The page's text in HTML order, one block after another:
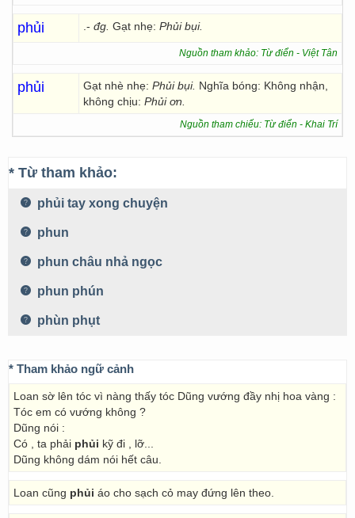
phủi .- đg. Gạt nhẹ: Phủi bụi.
Nguồn tham khảo: Từ điển - Việt Tân
phủi Gạt nhè nhẹ: Phủi bụi. Nghĩa bóng: Không nhận,
không chịu: Phủi ơn.
Nguồn tham chiếu: Từ điển - Khai Trí
* Từ tham khảo:
phủi tay xong chuyện
phun
phun châu nhả ngọc
phun phún
phùn phụt
* Tham khảo ngữ cảnh
Loan sờ lên tóc vì nàng thấy tóc Dũng vướng đầy nhị hoa vàng :
Tóc em có vướng không ?
Dũng nói :
Có , ta phải phủi kỹ đi , lỡ...
Dũng không dám nói hết câu.
Loan cũng phủi áo cho sạch cỏ may đứng lên theo.